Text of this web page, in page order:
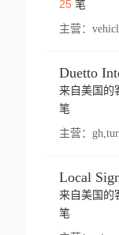
25笔
主营：
来自美国的
笔
主营：
Local
来自美国的
笔